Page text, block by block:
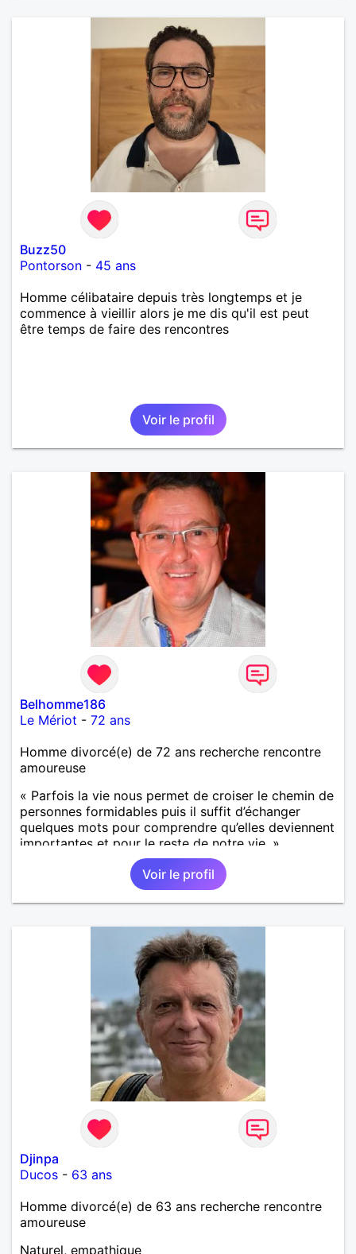
Buzz50
Pontorson - 45 ans
Homme célibataire depuis très longtemps et je
commence à vieillir alors je me dis qu'il est peut
être temps de faire des rencontres
Voir le profil
Belhomme186
Le Mériot - 72 ans
Homme divorcé(e) de 72 ans recherche rencontre
amoureuse
« Parfois la vie nous permet de croiser le chemin de
personnes formidables puis il suffit d’échanger
quelques mots pour comprendre qu’elles deviennent
importantes et pour le reste de notre vie. »
Voir le profil
Djinpa
Ducos - 63 ans
Homme divorcé(e) de 63 ans recherche rencontre
amoureuse
Naturel, empathique